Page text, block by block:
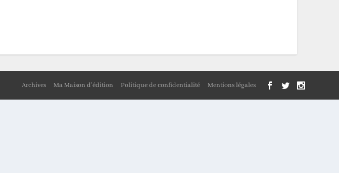
Archives Ma Maison d’édition Politique de confidentialité Mentions légales